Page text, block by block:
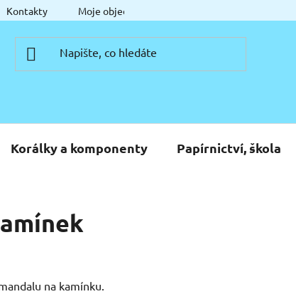
Kontakty Moje objednávka
Korálky a komponenty Papírnictví, škola
na kamínku.